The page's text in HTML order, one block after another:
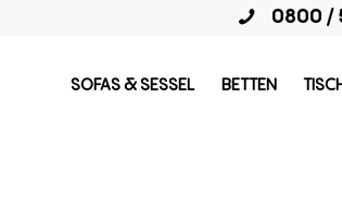
0800 /
SOFAS & SESSEL BETTEN